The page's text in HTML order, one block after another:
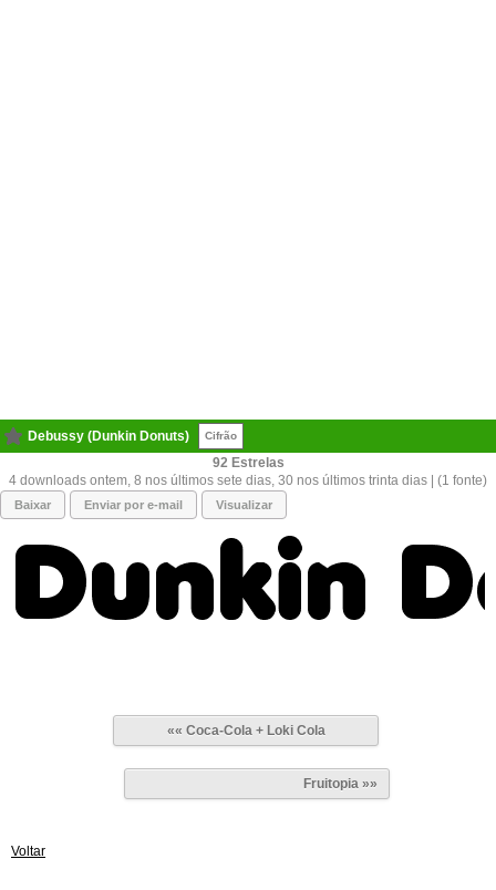
Debussy (Dunkin Donuts) Cifrão
92
4 downloads ontem, 8 nos últimos sete dias, 30 nos últimos trinta dias | (1 fonte)
Baixar Enviar por e-mail Visualizar
«« Coca-Cola + Loki Cola
Fruitopia »»
Voltar